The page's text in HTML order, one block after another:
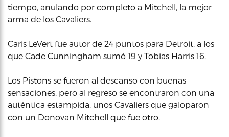
tiempo, anulando por completo a Mitchell, la mejor
arma de los Cavaliers.
Caris LeVert fue autor de 24 puntos para Detroit, a los
que Cade Cunningham sumó 19 y Tobias Harris 16.
Los Pistons se fueron al descanso con buenas
sensaciones, pero al regreso se encontraron con una
auténtica estampida, unos Cavaliers que galoparon
con un Donovan Mitchell que fue otro.